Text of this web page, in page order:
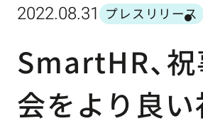
2022.08.31
カテゴリー
プレスリリース
SmartHR、
会をより良